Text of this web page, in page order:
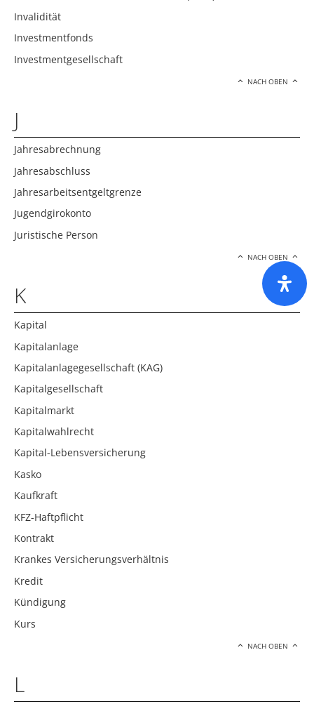
Invalidität
Investmentfonds
Investmentgesellschaft
NACH OBEN
J
Jahresabrechnung
Jahresabschluss
Jahresarbeitsentgeltgrenze
Jugendgirokonto
Juristische Person
NACH OBEN
K
Kapital
Kapitalanlage
Kapitalanlagegesellschaft (KAG)
Kapitalgesellschaft
Kapitalmarkt
Kapitalwahlrecht
Kapital-Lebensversicherung
Kasko
Kaufkraft
KFZ-Haftpflicht
Kontrakt
Krankes Versicherungsverhältnis
Kredit
Kündigung
Kurs
NACH OBEN
L